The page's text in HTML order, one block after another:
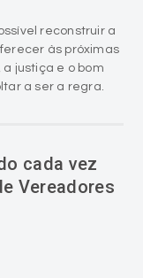
reconstruir a
às próximas
justiça e o bom
a ser a regra.
cada vez
Vereadores